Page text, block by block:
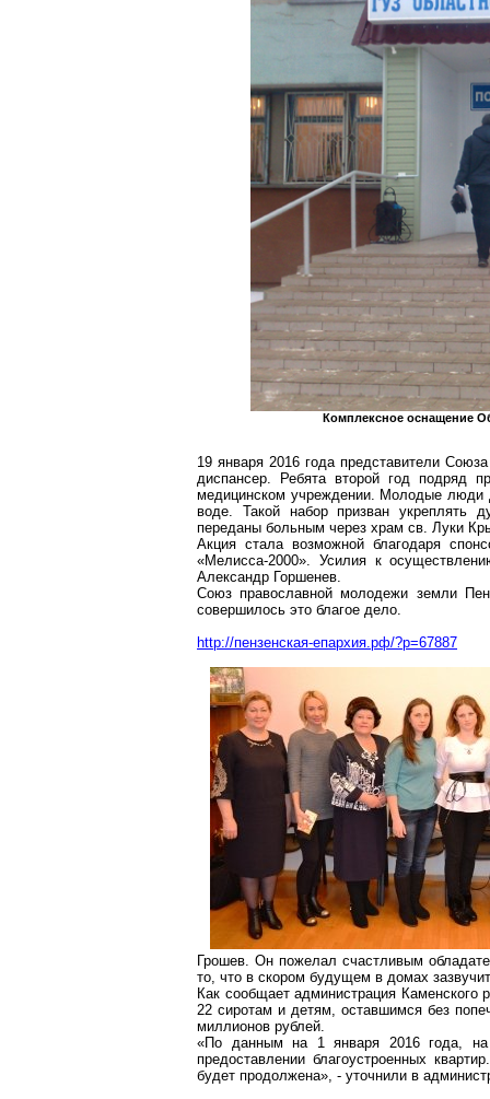
Комплексное оснащение
19 января 2016 года представители
диспансер. Ребята второй год подряд
медицинском учреждении. Молодые люди
воде. Такой набор призван укреплять
переданы больным через храм св. Луки
Акция стала возможной благодаря
«Мелисса-2000». Усилия к
Александр Горшенев.
Союз православной молодежи земли
совершилось это благое дело.
http://пензенская-епархия.рф/?p=67887
Грошев. Он пожелал счастливым
то, что в скором будущем в домах
Как сообщает администрация Каменского
22 сиротам и детям, оставшимся без
миллионов рублей.
«По данным на 1 января 2016 года,
предоставлении благоустроенных
будет продолжена», - уточнили в